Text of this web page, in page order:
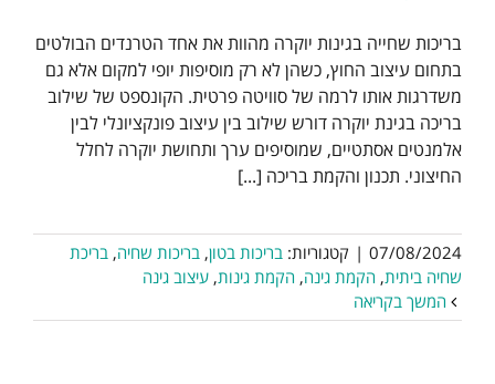
בריכות שחייה בגינות יוקרה מהוות את אחד הטרנדים הבולטים
בתחום עיצוב החוץ, כשהן לא רק מוסיפות יופי למקום אלא גם
משדרגות אותו לרמה של סוויטה פרטית. הקונספט של שילוב
בריכה בגינת יוקרה דורש שילוב בין עיצוב פונקציונלי לבין
אלמנטים אסתטיים, שמוסיפים ערך ותחושת יוקרה לחלל
החיצוני. תכנון והקמת בריכה [...]
07/08/2024
| קטגוריות: בריכות בטון, בריכות שחיה, בריכת
שחיה ביתית, הקמת גינה, הקמת גינות, עיצוב גינה
המשך בקריאה